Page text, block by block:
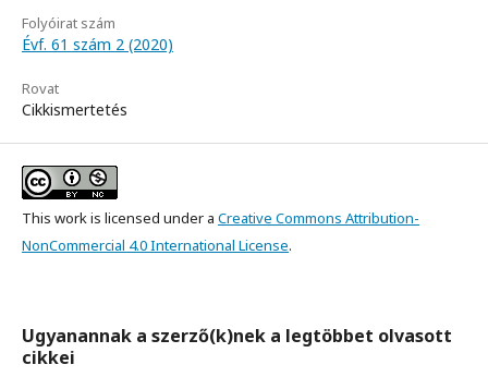
Folyóirat szám
Évf. 61 szám 2 (2020)
Rovat
Cikkismertetés
This work is licensed under a Creative Commons Attribution-
NonCommercial 4.0 International License.
Ugyanannak a szerző(k)nek a legtöbbet olvasott
cikkei